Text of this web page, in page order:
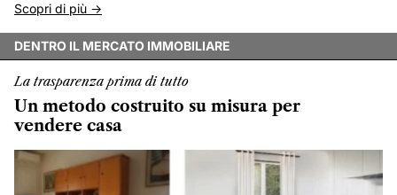
Scopri di più ->
DENTRO IL MERCATO IMMOBILIARE
La trasparenza prima di tutto
Un metodo costruito su misura per
vendere casa